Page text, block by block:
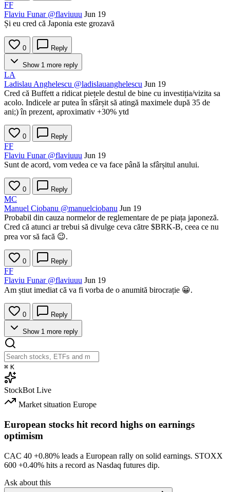
FF
Flaviu Funar @flaviuuu Jun 19
Și eu cred că Japonia este grozavă
0 Reply
Show 1 more reply
LA
Ladislau Anghelescu @ladislauanghelescu Jun 19
Cred că Buffett a ridicat piețele destul de bine cu investiția/vizita sa
acolo. Indicele ar putea în sfârșit să atingă maximele după 35 de
ani;) în prezent, aproximativ +30% ytd
0 Reply
FF
Flaviu Funar @flaviuuu Jun 19
Sunt de acord, vom vedea ce va face până la sfârșitul anului.
0 Reply
MC
Manuel Ciobanu @manuelciobanu Jun 19
Probabil din cauza normelor de reglementare de pe piața japoneză.
Cred că atunci ar trebui să divulge ceva către $BRK-B, ceea ce nu
prea vor să facă 😉.
0 Reply
FF
Flaviu Funar @flaviuuu Jun 19
Am știut imediat că va fi vorba de o anumită birocrație 😀.
0 Reply
Show 1 more reply
⌘ K
StockBot Live
Market situation Europe
European stocks hit record highs on earnings
optimism
CAC 40 +0.80% leads a European rally on solid earnings. STOXX
600 +0.40% hits a record as Nasdaq futures dip.
Ask about this